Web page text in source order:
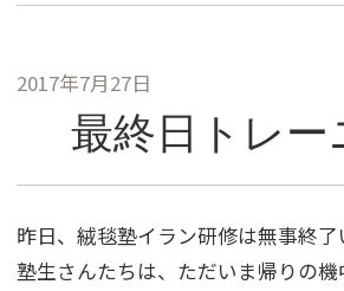
2017年7月27日
最終日トレー
昨日、絨毯塾イラン研修は無事終
塾生さんたちは、ただいま帰りの機